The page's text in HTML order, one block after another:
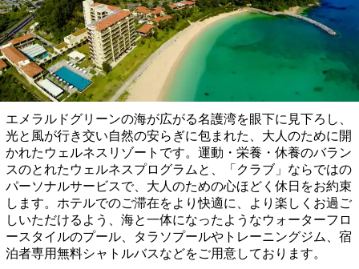
エメラルドグリーンの海が広がる名護湾を眼下に見下ろし、
光と風が行き交い自然の安らぎに包まれた、大人のために開
かれたウェルネスリゾートです。運動・栄養・休養のバラン
スのとれたウェルネスプログラムと、「クラブ」ならではの
パーソナルサービスで、大人のための心ほどく休日をお約束
します。ホテルでのご滞在をより快適に、より楽しくお過ご
しいただけるよう、海と一体になったようなウォーターフロ
ースタイルのプール、タラソプールやトレーニングジム、宿
泊者専用無料シャトルバスなどをご用意しております。